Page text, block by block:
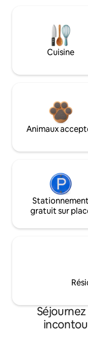
Cuisine
Animaux
Stationnement
gratuit sur